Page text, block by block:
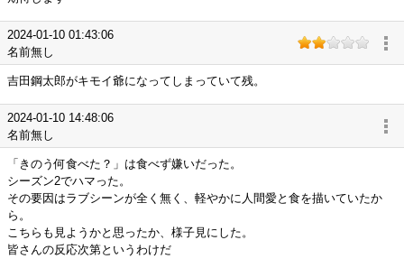
2024-01-10 01:43:06
名前無し
吉田鋼太郎がキモイ爺になってしまっていて残。
2024-01-10 14:48:06
名前無し
「きのう何食べた？」は食べず嫌いだった。
シーズン2でハマった。
その要因はラブシーンが全く無く、軽やかに人間愛と食を描いていたか
ら。
こちらも見ようかと思ったか、様子見にした。
皆さんの反応次第というわけだ